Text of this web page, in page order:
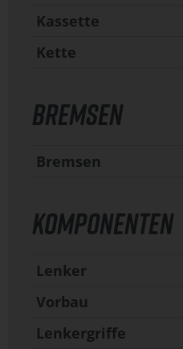
Kassette
Kette
BREMSEN
Bremsen
KOMPONENTEN
Lenker
Vorbau
Lenkergriffe